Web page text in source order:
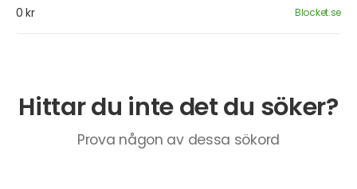
0 kr Blocket.se
Hittar du inte det du söker?
Prova någon av dessa sökord